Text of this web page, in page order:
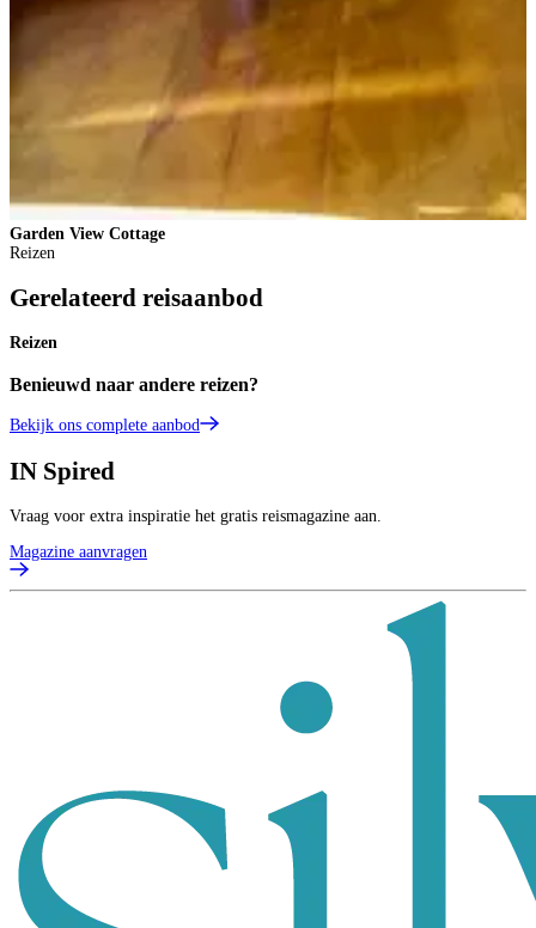
Garden View Cottage
Reizen
Gerelateerd reisaanbod
Reizen
Benieuwd naar andere reizen?
Bekijk ons complete aanbod
IN Spired
Vraag voor extra inspiratie het gratis reismagazine aan.
Magazine aanvragen